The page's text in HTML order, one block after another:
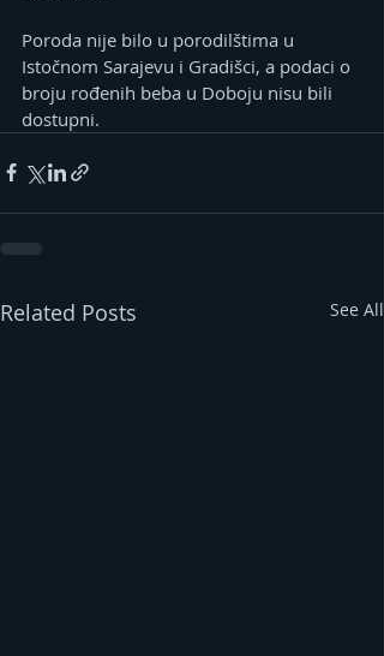
Poroda nije bilo u porodilštima u
Istočnom Sarajevu i Gradišci, a podaci o
broju rođenih beba u Doboju nisu bili
dostupni.
Related Posts See All